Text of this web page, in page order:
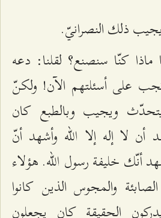
ذلك النصرانيّ.
ماذا كنّا سنصنع؟ لقلنا: دعه
على أسئلتهم الآن! ولكنّ
ويجيب وبالطبع كان
أن لا إله إلا الله وأشهد أنّ
أنّك خليفة رسول الله. هؤلاء
والمجوس الذين كانوا
الحقيقة كان يجعلون